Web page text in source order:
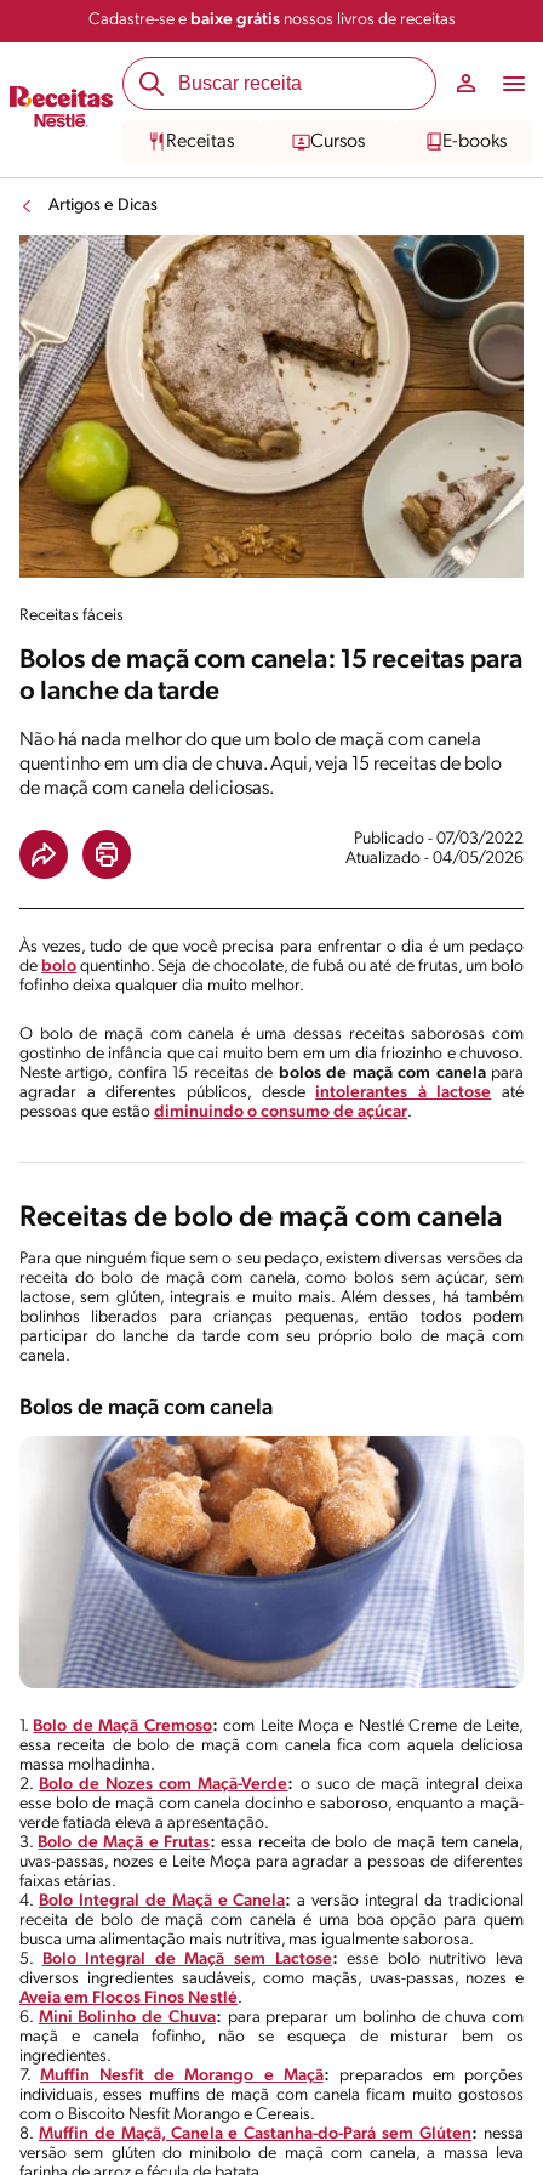
Cadastre-se e baixe grátisnossos livros de receitas
Receitas Cursos E-books
Artigos e Dicas
Receitas fáceis
Bolos de maçã com canela: 15 receitas para
o lanche da tarde
Não há nada melhor do que um bolo de maçã com canela
quentinho em um dia de chuva. Aqui, veja 15 receitas de bolo
de maçã com canela deliciosas.
Publicado - 07/03/2022
Atualizado - 04/05/2026
Às vezes, tudo de que você precisa para enfrentar o dia é um pedaço
de bolo quentinho. Seja de chocolate, de fubá ou até de frutas, um bolo
fofinho deixa qualquer dia muito melhor.
O bolo de maçã com canela é uma dessas receitas saborosas com
gostinho de infância que cai muito bem em um dia friozinho e chuvoso.
Neste artigo, confira 15 receitas de bolos de maçã com canelapara
agradar a diferentes públicos, desdeintolerantes à lactose até
pessoas que estão diminuindo o consumo de açúcar.
Receitas de bolo de maçã com canela
Para que ninguém fique sem o seu pedaço, existem diversas versões da
receita do bolo de maçã com canela, como bolos sem açúcar, sem
lactose, sem glúten, integrais e muito mais. Além desses, há também
bolinhos liberados para crianças pequenas, então todos podem
participar do lanche da tarde com seu próprio bolo de maçã com
canela.
Bolos de maçã com canela
1. Bolo de Maçã Cremoso:com Leite Moça e Nestlé Creme de Leite,
essa receita de bolo de maçã com canela fica com aquela deliciosa
massa molhadinha.
2. Bolo de Nozes com Maçã-Verde: o suco de maçã integral deixa
esse bolo de maçã com canela docinho e saboroso, enquanto a maçã-
verde fatiada eleva a apresentação.
3. Bolo de Maçã e Frutas:essa receita de bolo de maçã tem canela,
uvas-passas, nozes e Leite Moça para agradar a pessoas de diferentes
faixas etárias.
4. Bolo Integral de Maçã e Canela:a versão integral da tradicional
receita de bolo de maçã com canela é uma boa opção para quem
busca uma alimentação mais nutritiva, mas igualmente saborosa.
5.
Bolo Integral de Maçã sem Lactose:esse bolo nutritivo leva
diversos ingredientes saudáveis, como maçãs, uvas-passas, nozes e
Aveia em Flocos Finos Nestlé.
6. Mini Bolinho de Chuva: para preparar um bolinho de chuva com
maçã e canela fofinho, não se esqueça de misturar bem os
ingredientes.
7.Muffin Nesfit de Morango e Maçã: preparados em porções
individuais, esses muffins de maçã com canela ficam muito gostosos
com o Biscoito Nesfit Morango e Cereais.
8. Muffin de Maçã, Canela e Castanha-do-Pará sem Glúten: nessa
versão sem glúten do minibolo de maçã com canela, a massa leva